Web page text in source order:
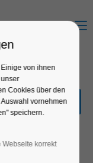
Menu
&
von ihnen
Cookies über den
vornehmen
speichern.
korrekt